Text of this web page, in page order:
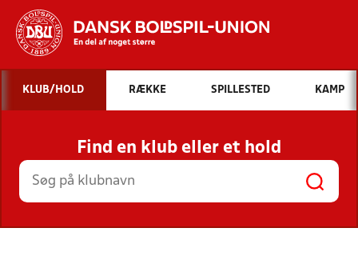
Hvad vil du søge efter?
INDHOLD OG NYHEDER
STILLINGER, RESULTATER, KLUBBER OG
HOLD
KLUB/HOLD RÆKKE SPILLESTED KAMP
Find en klub eller et hold